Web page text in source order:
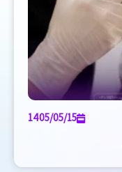
1405/05/15